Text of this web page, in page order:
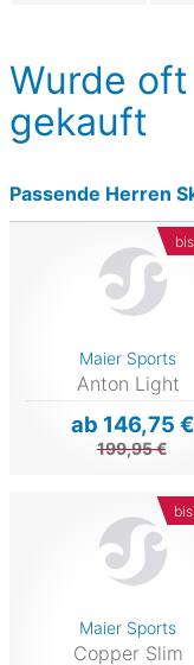
Wurde
gekauft
Passende Herren
bis
Maier Sports
Anton Light
ab 146,75 €
199,95 €
bis
Maier Sports
Copper Slim